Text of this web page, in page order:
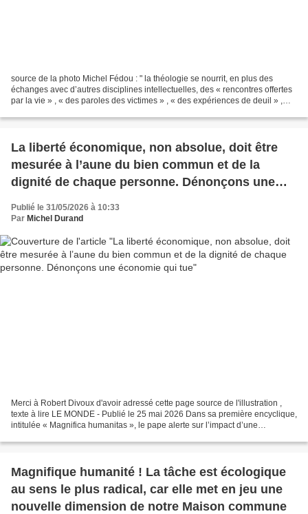
source de la photo Michel Fédou : " la théologie se nourrit, en plus des
échanges avec d’autres disciplines intellectuelles, des « rencontres offertes
par la vie » , « des paroles des victimes » , « des expériences de deuil » ,
La liberté économique, non absolue, doit être
mesurée à l’aune du bien commun et de la
dignité de chaque personne. Dénonçons une
économie qui tue
Publié le 31/05/2026 à 10:33
Par Michel Durand
Merci à Robert Divoux d'avoir adressé cette page source de l'illustration ,
texte à lire LE MONDE - Publié le 25 mai 2026 Dans sa première encyclique,
intitulée « Magnifica humanitas », le pape alerte sur l’impact d’une
Magnifique humanité ! La tâche est écologique
au sens le plus radical, car elle met en jeu une
nouvelle dimension de notre Maison commune